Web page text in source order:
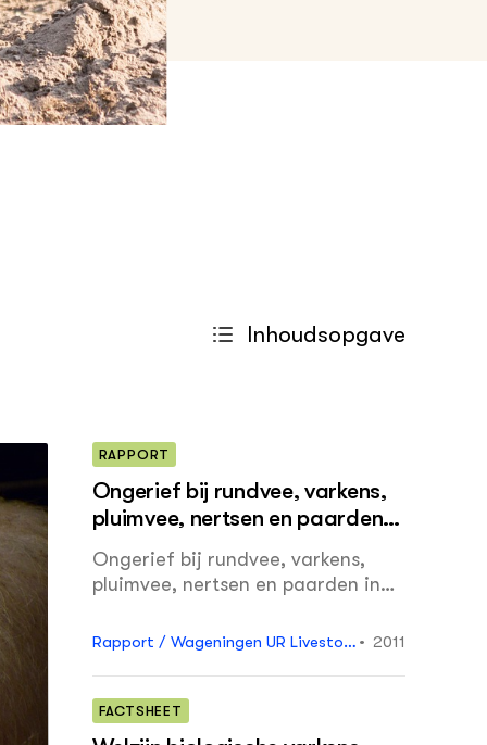
Inhoudsopgave
RAPPORT
Ongerief bij rundvee, varkens,
pluimvee, nertsen en paarden:
eerste herhaling = Discomfort
among cattle, pigs, poultry,
mink and horses: first
Ongerief bij rundvee, varkens,
pluimvee, nertsen en paarden in
vergeleken met een vergelijkbare
geringe mate ten opzichte van het
totaal aan ongerief. De
Rapport / Wageningen UR Livestoc
2011
FACTSHEET